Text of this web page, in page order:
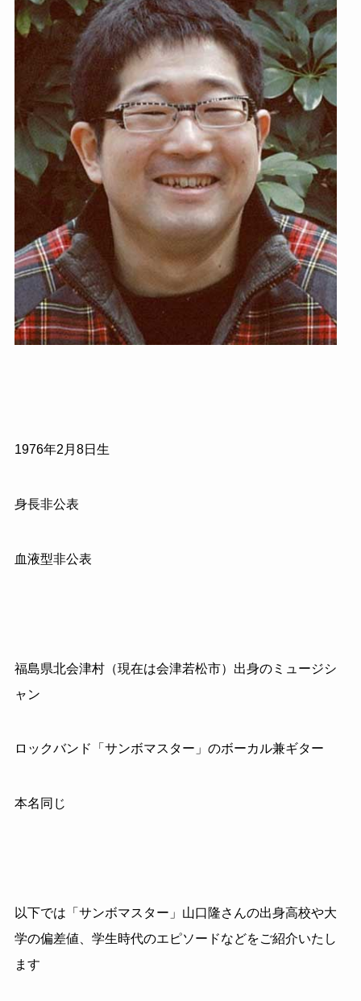
1976年2月8日生
身長非公表
血液型非公表
福島県北会津村（現在は会津若松市）出身のミュージシ
ャン
ロックバンド「サンボマスター」のボーカル兼ギター
本名同じ
以下では「サンボマスター」山口隆さんの出身高校や大
学の偏差値、学生時代のエピソードなどをご紹介いたし
ます